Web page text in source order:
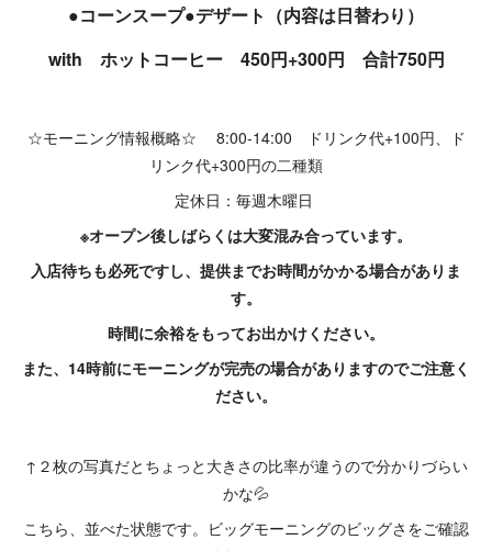
●コーンスープ●デザート（内容は日替わり）
with ホットコーヒー 450円+300円 合計750円
☆モーニング情報概略☆ 8:00-14:00 ドリンク代+100円、ド
リンク代+300円の二種類
定休日：毎週木曜日
※オープン後しばらくは大変混み合っています。
入店待ちも必死ですし、提供までお時間がかかる場合がありま
す。
時間に余裕をもってお出かけください。
また、14時前にモーニングが完売の場合がありますのでご注意く
ださい。
↑２枚の写真だとちょっと大きさの比率が違うので分かりづらい
かな💦
こちら、並べた状態です。ビッグモーニングのビッグさをご確認